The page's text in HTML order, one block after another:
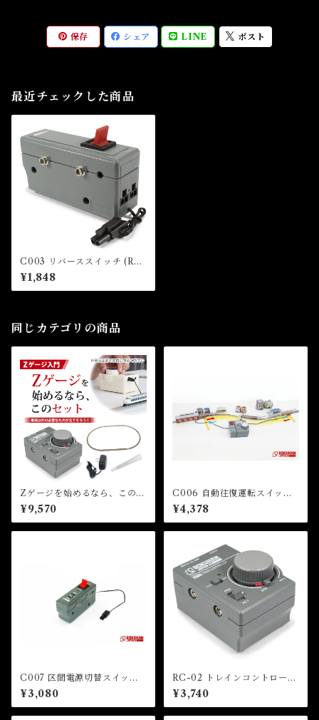
保存 シェア LINE ポスト
最近チェックした商品
C003 リバーススイッチ (RE
VERSE LOOP CONTROLL
ER)
¥1,848
同じカテゴリの商品
Zゲージを始めるなら、このセ
ット！（車両別売）
¥9,570
C006 自動往復運転スイッチ
(SWITCH BACK CONTRO
LLER)
¥4,378
C007 区間電源切替スイッチ
(BLOCK POWER CHANG
E SWITCH)
¥3,080
RC-02 トレインコントローラ
ーRC-02（TRAIN CONTR
OLLER RC-02）
¥3,740